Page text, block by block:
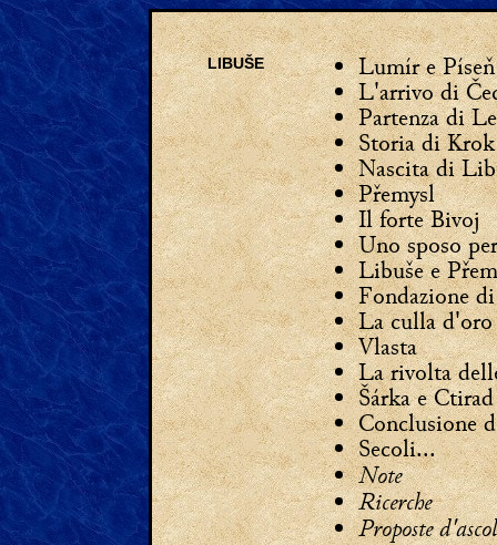
LIBUŠE
Lumír e Píseň
L'arrivo di
Partenza di
Storia di Krok
Nascita di
Přemysl
Il forte Bivoj
Uno sposo
Libuše e
Fondazione
La culla d'oro
Vlasta
La rivolta
Šárka e Ctirad
Conclusione
Secoli...
Note
Ricerche
Proposte